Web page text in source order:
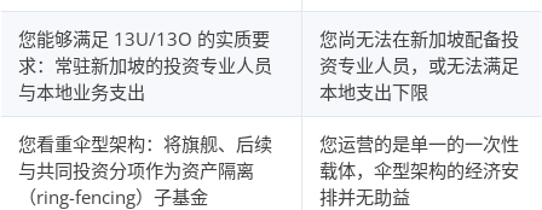
您能够满足 13U/13O 的实质要
求：常驻新加坡的投资专业人员
与本地业务支出
您尚无法在新加坡配备投
资专业人员，或无法满足
本地支出下限
您看重伞型架构：将旗舰、后续
与共同投资分项作为资产隔离
（ring-fencing）子基金
您运营的是单一的一次性
载体，伞型架构的经济安
排并无助益